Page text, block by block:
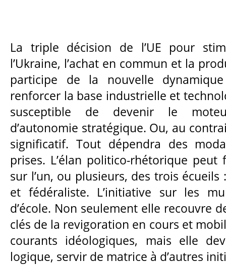
La triple décision de l’UE pour
l’Ukraine, l’achat en commun et la
participe de la nouvelle
renforcer la base industrielle et
susceptible de devenir le
d’autonomie stratégique. Ou, au
significatif. Tout dépendra des
prises. L’élan politico-rhétorique
sur l’un, ou plusieurs, des trois
et fédéraliste. L’initiative sur les
d’école. Non seulement elle recouvre
clés de la revigoration en cours et
courants idéologiques, mais elle
logique, servir de matrice à d’autres